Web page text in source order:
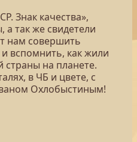
Знак качества»,
так же свидетели
нам совершить
вспомнить, как жили
на планете.
в ЧБ и цвете, с
Охлобыстиным!